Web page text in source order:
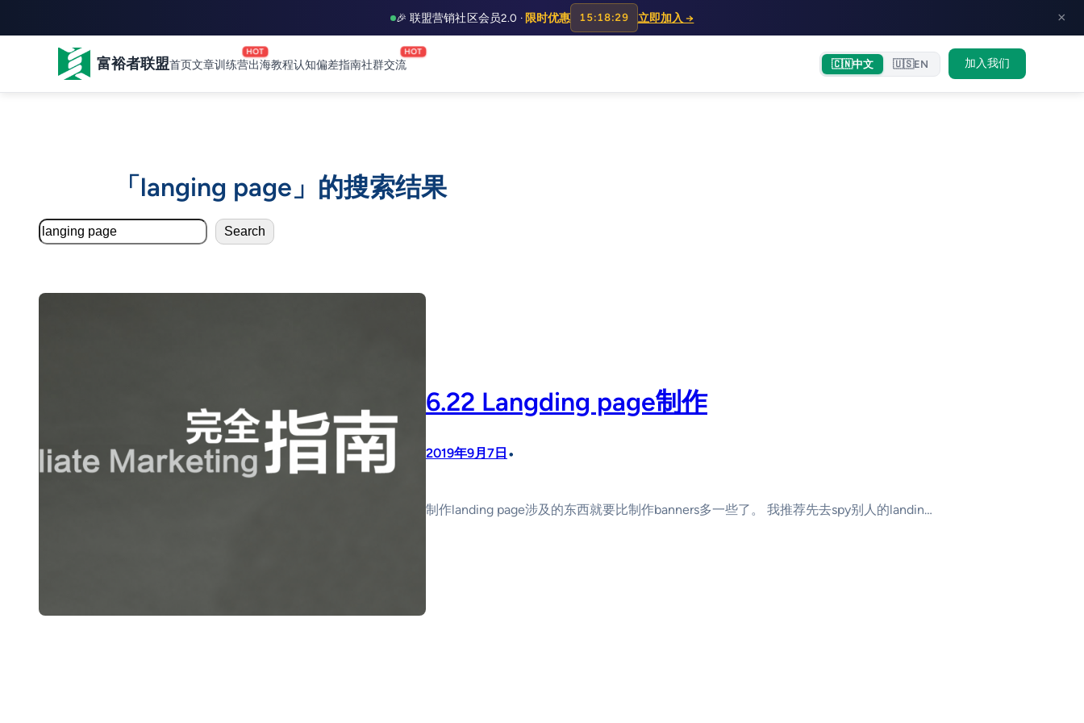
🎉 联盟营销社区会员2.0 · 限时优惠 15:18:28 立即加入 → ×
富裕者联盟首页文章训练营
HOT
出海教程认知偏差指南社群交流
HOT
🇨🇳中文 🇺🇸EN 加入我们
「langing page」的搜索结果
Search Search
6.22 Langding page制作
2019年9月7日 •
制作landing page涉及的东西就要比制作banners多一些了。 我推荐先去spy别人的landin…